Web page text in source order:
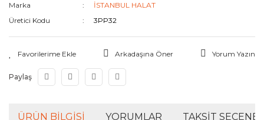
Marka
İSTANBUL HALAT
Üretici Kodu
3PP32
Arkadaşına Öner Yorum Yazın
Paylaş
ÜRÜN BILGISI YORUMLAR TAKSIT